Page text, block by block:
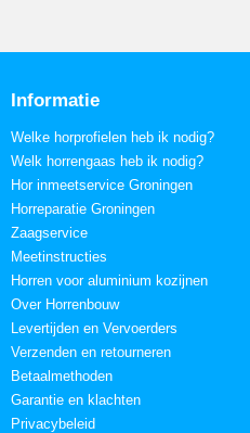
Informatie
Welke horprofielen heb ik nodig?
Welk horrengaas heb ik nodig?
Hor inmeetservice Groningen
Horreparatie Groningen
Zaagservice
Meetinstructies
Horren voor aluminium kozijnen
Over Horrenbouw
Levertijden en Vervoerders
Verzenden en retourneren
Betaalmethoden
Garantie en klachten
Privacybeleid